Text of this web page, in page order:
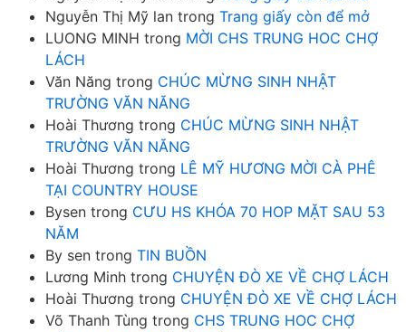
Nguyễn Thị Mỹ lan trong Trang giấy còn để mở
LUONG MINH trong MỜI CHS TRUNG HOC CHỢ
LÁCH
Văn Năng trong CHÚC MỪNG SINH NHẬT
TRƯỜNG VĂN NĂNG
Hoài Thương trong CHÚC MỪNG SINH NHẬT
TRƯỜNG VĂN NĂNG
Hoài Thương trong LÊ MỸ HƯƠNG MỜI CÀ PHÊ
TẠI COUNTRY HOUSE
Bysen trong CƯU HS KHÓA 70 HOP MẶT SAU 53
NĂM
By sen trong TIN BUỒN
Lương Minh trong CHUYỆN ĐÒ XE VỀ CHỢ LÁCH
Hoài Thương trong CHUYỆN ĐÒ XE VỀ CHỢ LÁCH
Võ Thanh Tùng trong CHS TRUNG HOC CHỢ